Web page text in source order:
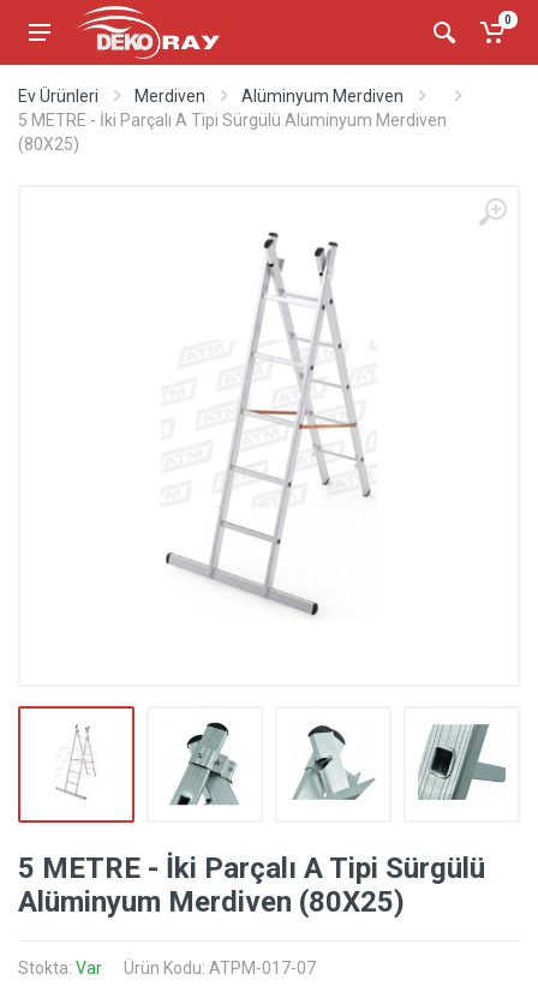
0
Ev Ürünleri Merdiven
Alüminyum Merdiven
5 METRE - İki Parçalı A Tipi Sürgülü Alüminyum Merdiven
(80X25)
5 METRE - İki Parçalı A Tipi Sürgülü
Alüminyum Merdiven (80X25)
Stokta: Var Ürün Kodu: ATPM-017-07